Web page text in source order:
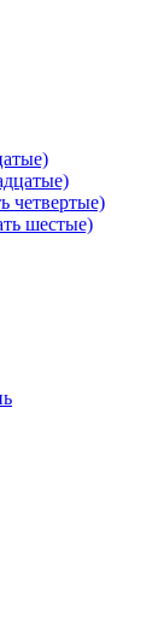
четвертые)
шестые)